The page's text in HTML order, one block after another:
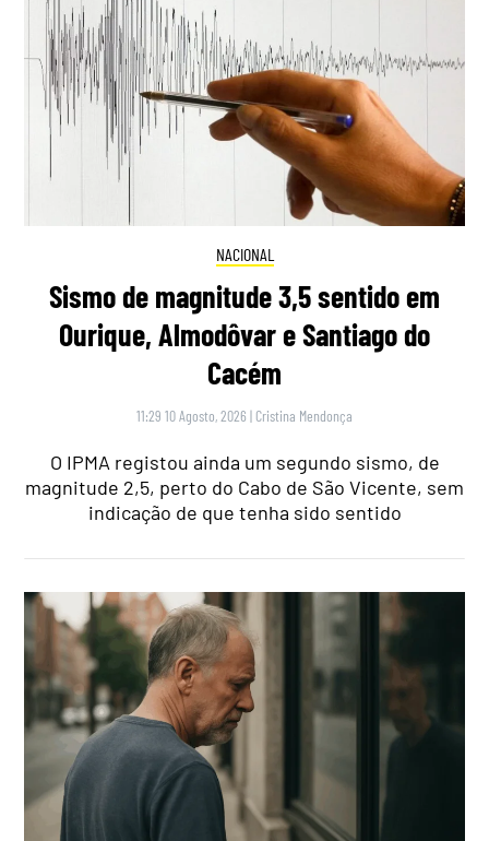
NACIONAL
Sismo de magnitude 3,5 sentido em
Ourique, Almodôvar e Santiago do
Cacém
11:29 10 Agosto, 2026 | Cristina Mendonça
O IPMA registou ainda um segundo sismo, de
magnitude 2,5, perto do Cabo de São Vicente, sem
indicação de que tenha sido sentido